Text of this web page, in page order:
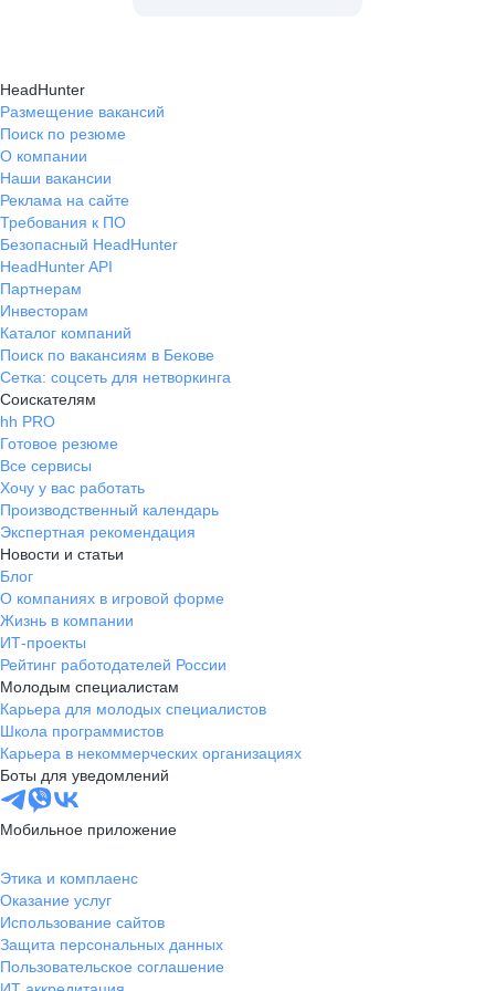
HeadHunter
Размещение вакансий
Поиск по резюме
О компании
Наши вакансии
Реклама на сайте
Требования к ПО
Безопасный HeadHunter
HeadHunter API
Партнерам
Инвесторам
Каталог компаний
Поиск по вакансиям в Бекове
Сетка: соцсеть для нетворкинга
Соискателям
hh PRO
Готовое резюме
Все сервисы
Хочу у вас работать
Производственный календарь
Экспертная рекомендация
Новости и статьи
Блог
О компаниях в игровой форме
Жизнь в компании
ИТ-проекты
Рейтинг работодателей России
Молодым специалистам
Карьера для молодых специалистов
Школа программистов
Карьера в некоммерческих организациях
Боты для уведомлений
Мобильное приложение
Этика и комплаенс
Оказание услуг
Использование сайтов
Защита персональных данных
Пользовательское соглашение